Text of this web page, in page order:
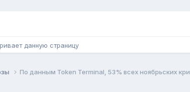
данную страницу
По данным Token Terminal, 53% всех ноябрьских